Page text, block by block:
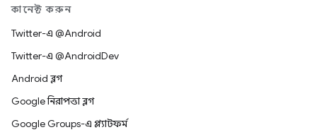
কানেক্ট করুন
Twitter-এ @Android
Twitter-এ @AndroidDev
Android ব্লগ
Google নিরাপত্তা ব্লগ
Google Groups-এ প্ল্যাটফর্ম